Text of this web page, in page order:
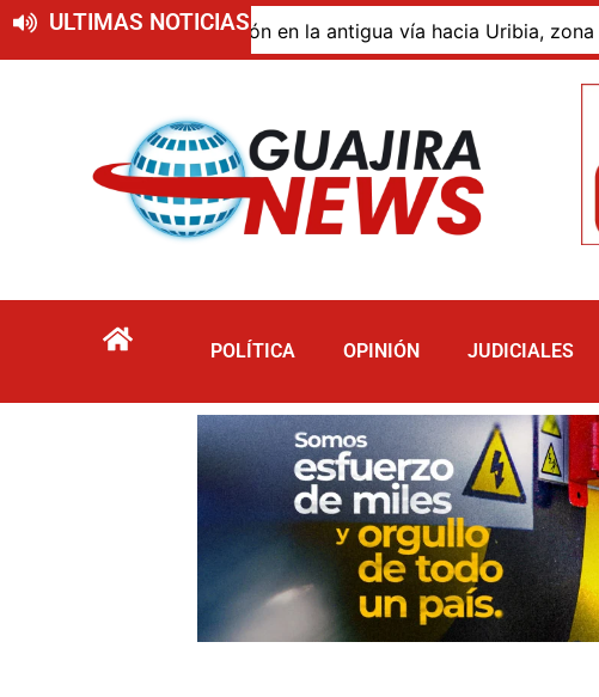
ULTIMAS NOTICIAS
de descomposición en la antigua vía hacia Uribia, zona rural
POLÍTICA OPINIÓN JUDICIALES